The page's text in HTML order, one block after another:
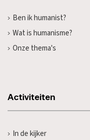
Ben ik humanist?
Wat is humanisme?
Onze thema's
Activiteiten
In de kijker